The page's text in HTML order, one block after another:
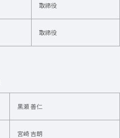
取締役
取締役
黒瀬 善仁
宮崎 吉朗